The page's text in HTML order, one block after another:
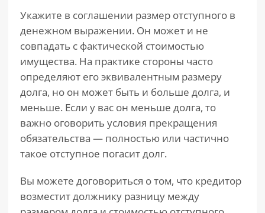
Укажите в соглашении размер отступного в
денежном выражении. Он может и не
совпадать с фактической стоимостью
имущества. На практике стороны часто
определяют его эквивалентным размеру
долга, но он может быть и больше долга, и
меньше. Если у вас он меньше долга, то
важно оговорить условия прекращения
обязательства — полностью или частично
такое отступное погасит долг.
Вы можете договориться о том, что кредитор
возместит должнику разницу между